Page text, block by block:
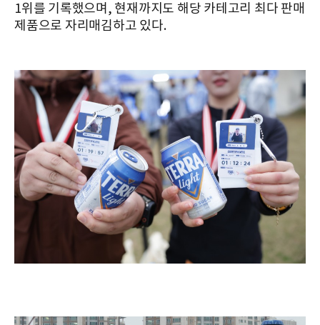
1위를 기록했으며, 현재까지도 해당 카테고리 최다 판매
제품으로 자리매김하고 있다.